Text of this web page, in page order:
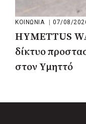
ΚΟΙΝΩΝΙΑ | 07/08/
HYMETTUS
δίκτυο
στον Υμηττό